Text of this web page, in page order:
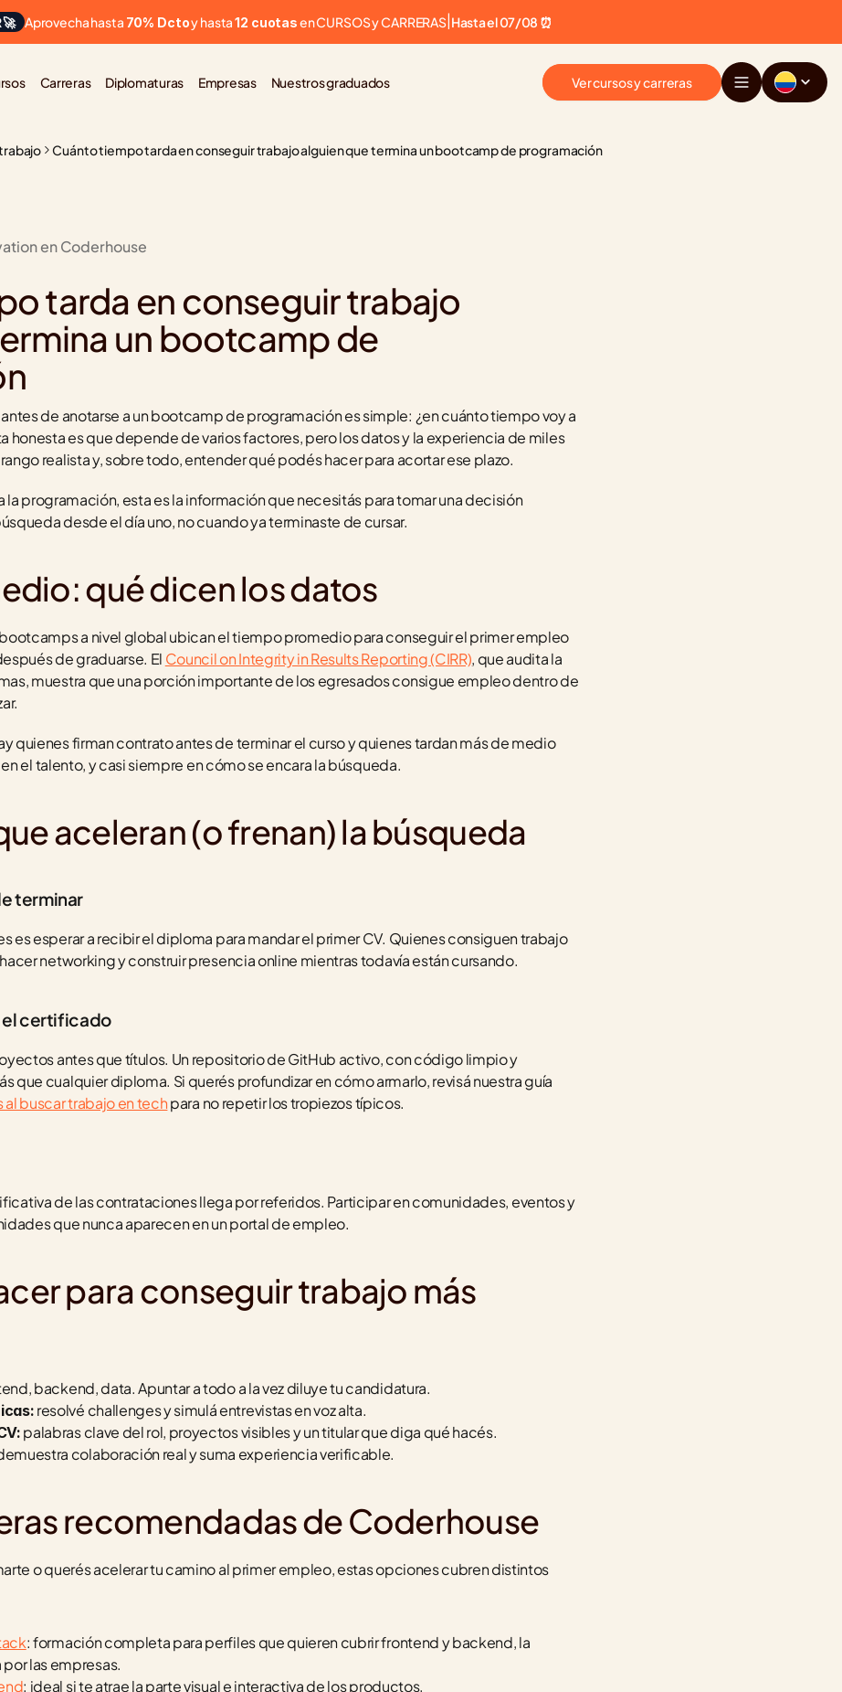
🚀 Aprovecha hasta 70% Dcto y hasta 12 cuotas en CURSOS y CARRERAS Hasta el 07/08 ⏰
Carreras Diplomaturas Empresas Nuestros graduados Ver cursos y carreras
Cuánto tiempo tarda en conseguir trabajo alguien que termina un bootcamp de programación
en Coderhouse
tarda en conseguir trabajo
un bootcamp de
de anotarse a un bootcamp de programación es simple: ¿en cuánto tiempo voy a
honesta es que depende de varios factores, pero los datos y la experiencia de miles
realista y, sobre todo, entender qué podés hacer para acortar ese plazo.
la programación, esta es la información que necesitás para tomar una decisión
desde el día uno, no cuando ya terminaste de cursar.
qué dicen los datos
a nivel global ubican el tiempo promedio para conseguir el primer empleo
de graduarse. El Council on Integrity in Results Reporting (CIRR), que audita la
muestra que una porción importante de los egresados consigue empleo dentro de
quienes firman contrato antes de terminar el curso y quienes tardan más de medio
el talento, y casi siempre en cómo se encara la búsqueda.
aceleran (o frenan) la búsqueda
terminar
es esperar a recibir el diploma para mandar el primer CV. Quienes consiguen trabajo
networking y construir presencia online mientras todavía están cursando.
el certificado
antes que títulos. Un repositorio de GitHub activo, con código limpio y
que cualquier diploma. Si querés profundizar en cómo armarlo, revisá nuestra guía
al buscar trabajo en tech para no repetir los tropiezos típicos.
de las contrataciones llega por referidos. Participar en comunidades, eventos y
que nunca aparecen en un portal de empleo.
para conseguir trabajo más
backend, data. Apuntar a todo a la vez diluye tu candidatura.
resolvé challenges y simulá entrevistas en voz alta.
palabras clave del rol, proyectos visibles y un titular que diga qué hacés.
colaboración real y suma experiencia verificable.
recomendadas de Coderhouse
o querés acelerar tu camino al primer empleo, estas opciones cubren distintos
: formación completa para perfiles que quieren cubrir frontend y backend, la
las empresas.
: ideal si te atrae la parte visual e interactiva de los productos.